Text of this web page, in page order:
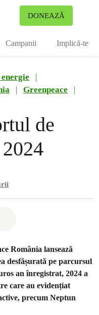
DONEAZĂ
Campanii Implică-te
|
| Greenpeace
|
de
România lansează
desfășurată pe parcursul
an înregistrat, 2024 a
care au evidențiat
precum Neptun